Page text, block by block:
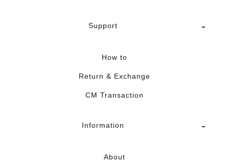
Support
How to
Return & Exchange
CM Transaction
Information
About